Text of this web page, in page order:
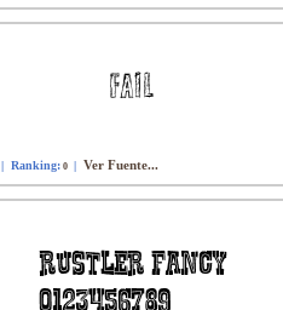
| Ranking: 0 | Ver Fuente...